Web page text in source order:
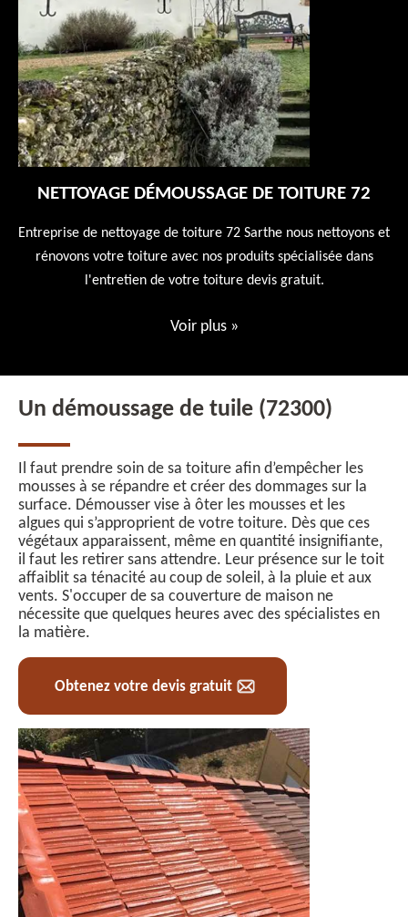
NETTOYAGE DÉMOUSSAGE DE TOITURE 72
Entreprise de nettoyage de toiture 72 Sarthe nous nettoyons et
rénovons votre toiture avec nos produits spécialisée dans
l'entretien de votre toiture devis gratuit.
Voir plus »
Un démoussage de tuile (72300)
Il faut prendre soin de sa toiture afin d’empêcher les
mousses à se répandre et créer des dommages sur la
surface. Démousser vise à ôter les mousses et les
algues qui s’approprient de votre toiture. Dès que ces
végétaux apparaissent, même en quantité insignifiante,
il faut les retirer sans attendre. Leur présence sur le toit
affaiblit sa ténacité au coup de soleil, à la pluie et aux
vents. S'occuper de sa couverture de maison ne
nécessite que quelques heures avec des spécialistes en
la matière.
Obtenez votre devis gratuit